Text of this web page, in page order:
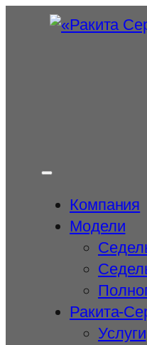
Перейти
Компания
Модели
Ракита-
Услуги